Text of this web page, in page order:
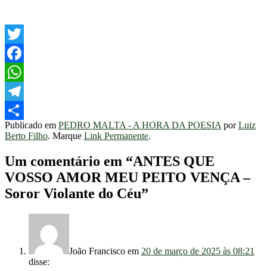
Twitter
Facebook
WhatsApp
Telegram
Share
Publicado em PEDRO MALTA - A HORA DA POESIA porLuiz
Berto Filho. Marque Link Permanente.
Um comentário em “ANTES QUE
VOSSO AMOR MEU PEITO VENÇA –
Soror Violante do Céu”
João Francisco em 20 de março de 2025 às 08:21
disse: